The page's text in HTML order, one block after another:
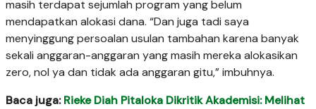
masih terdapat sejumlah program yang belum
mendapatkan alokasi dana. “Dan juga tadi saya
menyinggung persoalan usulan tambahan karena banyak
sekali anggaran-anggaran yang masih mereka alokasikan
zero, nol ya dan tidak ada anggaran gitu,” imbuhnya.
Baca juga:Rieke Diah Pitaloka Dikritik Akademisi: Melihat